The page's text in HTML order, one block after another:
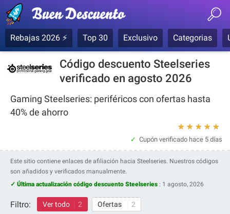
Rebajas 2026 ⚡ Top 30 Exclusivo Categorias
Código descuento Steelseries
verificado en agosto 2026
Gaming Steelseries: periféricos con ofertas hasta
40% de ahorro
★
★
★
★
★
Cupón verificado hace 5 días
Este sitio contiene enlaces de afiliación hacia Steelseries. Nuestros códigos
son añadidos y verificados manualmente.
✓ Última actualización código descuento Steelseries : 1 agosto, 2026
Filtro: Ver todo 2 Ofertas 2